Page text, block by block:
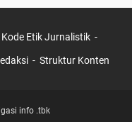
Kode Etik Jurnalistik
Struktur Konten
info .tbk